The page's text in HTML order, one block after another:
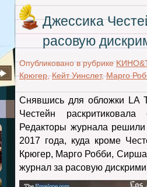
Джессика
расовую
Опубликовано в рубрике
Крюгер Кейт Уинслет, Марго
Снявшись для обложки LA
Честейн
Редакторы журнала решили
2017 года, куда кроме
Крюгер, Марго Робби, Сирша
журнал за расовую